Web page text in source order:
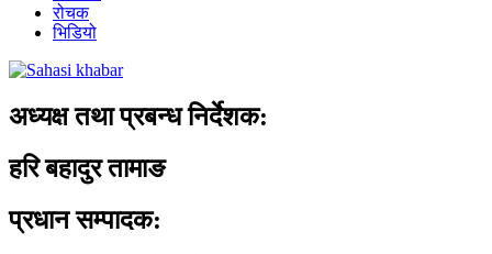
रोचक
भिडियो
अध्यक्ष तथा प्रबन्ध निर्देशक:
हरि बहादुर तामाङ
प्रधान सम्पादक: